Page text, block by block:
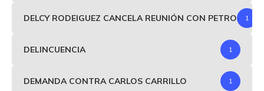
DELCY RODEIGUEZ CANCELA REUNIÓN CON PETRO 1
DELINCUENCIA 1
DEMANDA CONTRA CARLOS CARRILLO 1